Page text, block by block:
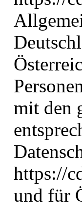
mit den
https://
und für